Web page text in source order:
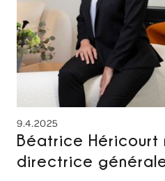
9.4.2025
Béatrice Héricourt
directrice